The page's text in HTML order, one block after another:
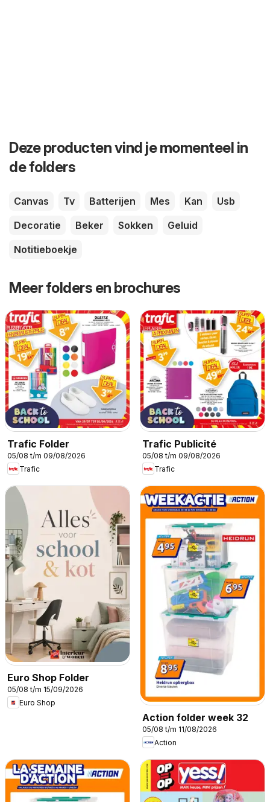
Deze producten vind je momenteel in
de folders
Canvas Tv Batterijen Mes Kan
Usb
Decoratie
Beker Sokken
Geluid
Notitieboekje
Meer folders en brochures
Trafic Folder
05/08 t/m 09/08/2026
Trafic
Trafic Publicité
05/08 t/m 09/08/2026
Trafic
Euro Shop Folder
05/08 t/m 15/09/2026
Euro Shop
Action folder week 32
05/08 t/m 11/08/2026
Action